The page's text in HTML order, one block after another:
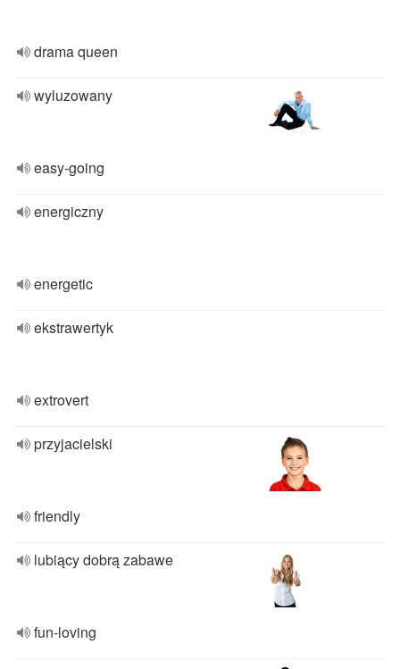
drama queen
wyluzowany
easy-going
energiczny
energetic
ekstrawertyk
extrovert
przyjacielski
friendly
lubiący dobrą zabawe
fun-loving